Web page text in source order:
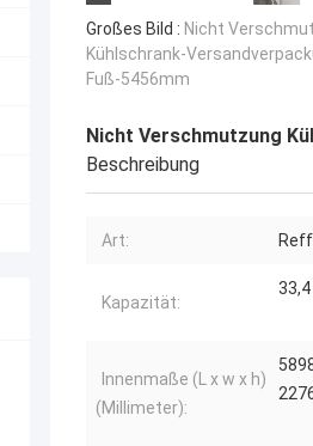
Großes Bild : Nicht
Kühlschrank-
Fuß-5456mm
Nicht Verschmutzung
Beschreibung
Art:
Kapazität:
33,4
Innenmaße (L x w x h)
(Millimeter):